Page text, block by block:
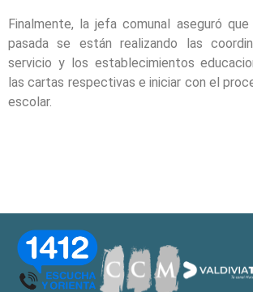
Finalmente, la jefa comunal aseguró
pasada se están realizando las
servicio y los establecimientos
las cartas respectivas e iniciar con el
escolar.